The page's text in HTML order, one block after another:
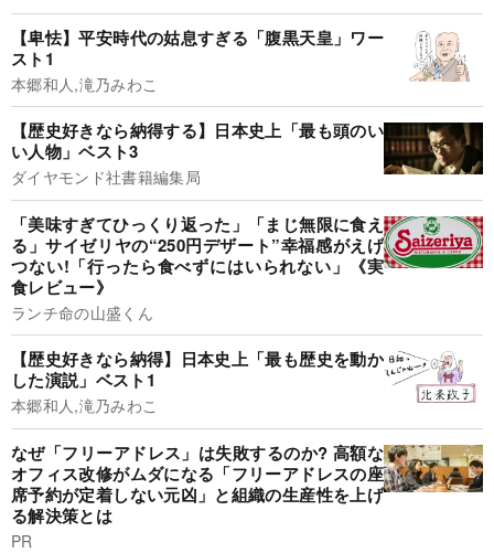
【卑怯】平安時代の姑息すぎる「腹黒天皇」ワー
スト1
本郷和人,滝乃みわこ
【歴史好きなら納得する】日本史上「最も頭のい
い人物」ベスト3
ダイヤモンド社書籍編集局
「美味すぎてひっくり返った」「まじ無限に食え
る」サイゼリヤの“250円デザート”幸福感がえげ
つない!「行ったら食べずにはいられない」《実
食レビュー》
ランチ命の山盛くん
【歴史好きなら納得】日本史上「最も歴史を動か
した演説」ベスト1
本郷和人,滝乃みわこ
なぜ「フリーアドレス」は失敗するのか? 高額な
オフィス改修がムダになる「フリーアドレスの座
席予約が定着しない元凶」と組織の生産性を上げ
る解決策とは
PR